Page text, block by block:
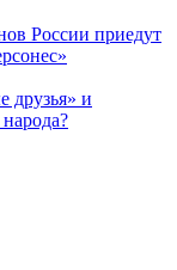
России приедут
друзья» и